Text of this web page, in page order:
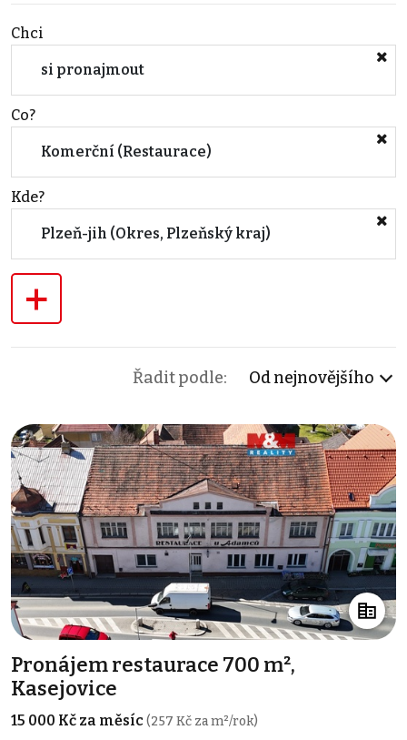
Chci
si pronajmout
Co?
Komerční (Restaurace)
Kde?
Plzeň-jih (Okres, Plzeňský kraj)
+
Řadit podle: Od nejnovějšího
Pronájem restaurace 700 m²,
Kasejovice
15 000 Kč za měsíc(257 Kč za m²/rok)